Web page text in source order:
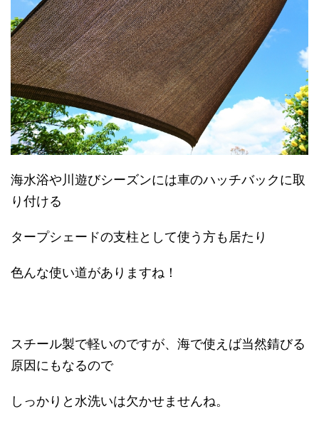
海水浴や川遊びシーズンには車のハッチバックに取
り付ける
タープシェードの支柱として使う方も居たり
色んな使い道がありますね！
スチール製で軽いのですが、海で使えば当然錆びる
原因にもなるので
しっかりと水洗いは欠かせませんね。